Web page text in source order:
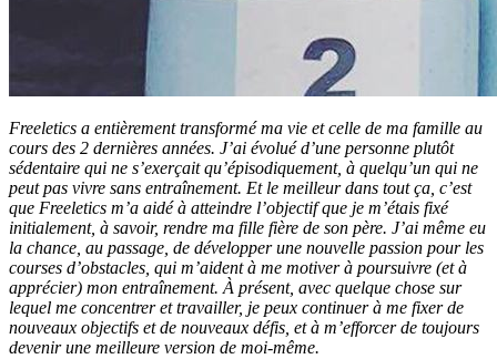
Freeletics a entièrement transformé ma vie et celle de ma famille au
cours des 2 dernières années. J’ai évolué d’une personne plutôt
sédentaire qui ne s’exerçait qu’épisodiquement, à quelqu’un qui ne
peut pas vivre sans entraînement. Et le meilleur dans tout ça, c’est
que Freeletics m’a aidé à atteindre l’objectif que je m’étais fixé
initialement, à savoir, rendre ma fille fière de son père. J’ai même eu
la chance, au passage, de développer une nouvelle passion pour les
courses d’obstacles, qui m’aident à me motiver à poursuivre (et à
apprécier) mon entraînement. À présent, avec quelque chose sur
lequel me concentrer et travailler, je peux continuer à me fixer de
nouveaux objectifs et de nouveaux défis, et à m’efforcer de toujours
devenir une meilleure version de moi-même.